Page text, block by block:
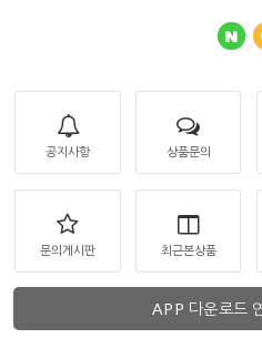
공지사항 상품문의
문의게시판 최근본상품
APP 다운로드